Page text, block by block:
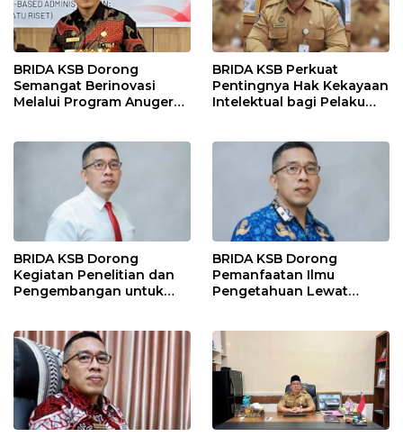
BRIDA KSB Dorong
Semangat Berinovasi
Melalui Program Anugerah
BRIDA KSB Perkuat
Pentingnya Hak Kekayaan
Intelektual bagi Pelaku
BRIDA KSB Dorong
Kegiatan Penelitian dan
Pengembangan untuk
BRIDA KSB Dorong
Pemanfaatan Ilmu
Pengetahuan Lewat